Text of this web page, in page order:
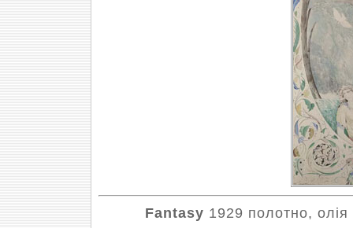
Fantasy 1929 полотно,